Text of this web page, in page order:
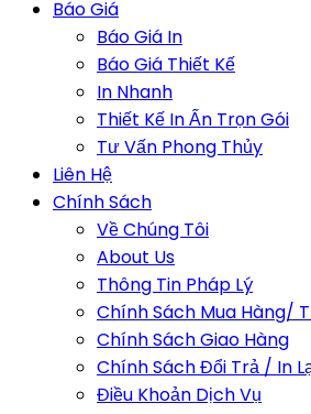
Báo Giá
Báo Giá In
Báo Giá Thiết Kế
In Nhanh
Thiết Kế In Ấn Trọn Gói
Tư Vấn Phong Thủy
Liên Hệ
Chính Sách
Về Chúng Tôi
About Us
Thông Tin Pháp Lý
Chính Sách Mua Hàng/
Chính Sách Giao Hàng
Chính Sách Đổi Trả / In
Điều Khoản Dịch Vụ